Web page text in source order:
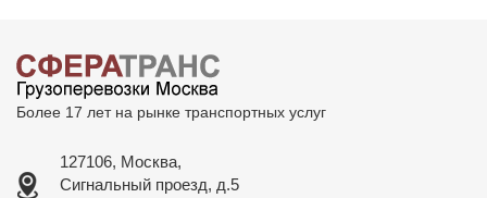
Более 17 лет на рынке транспортных услуг
127106, Москва,
Сигнальный проезд, д.5